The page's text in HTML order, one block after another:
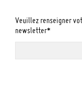
Veuillez renseigner
newsletter*